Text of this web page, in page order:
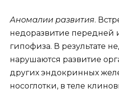
Аномалии развития.
недоразвитие передней
гипофиза. В результате
нарушаются развитие
других эндокринных
носоглотки, в теле